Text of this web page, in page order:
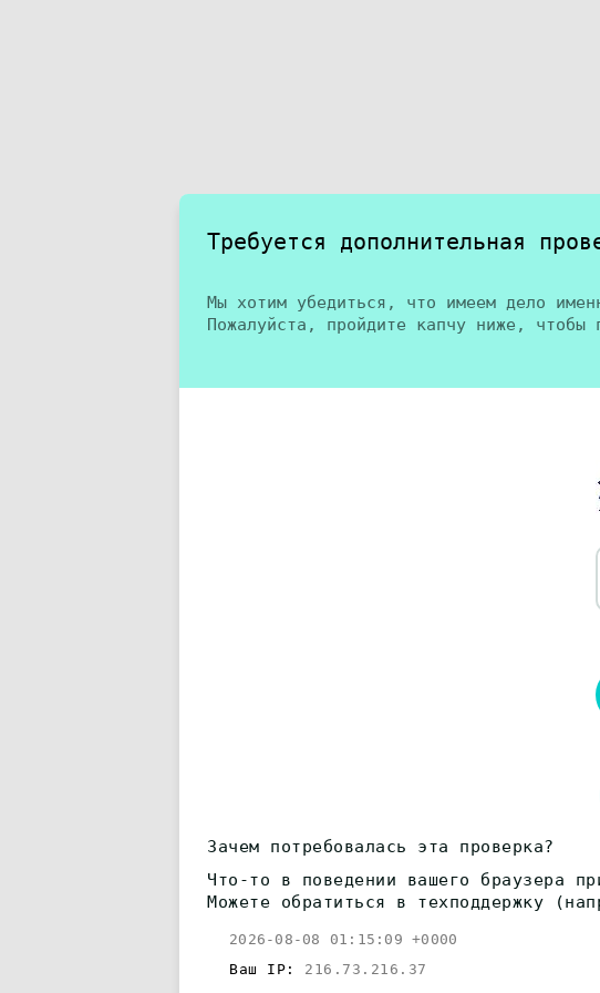
Требуется дополнительная
Мы хотим убедиться, что имеем дело
Пожалуйста, пройдите капчу ниже, чтобы
Зачем потребовалась эта проверка?
Что-то в поведении вашего браузера
Можете обратиться в техподдержку
2026-08-08 01:15:09 +0000
Ваш IP: 216.73.216.37